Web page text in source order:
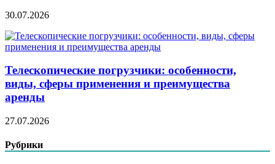
30.07.2026
Телескопические погрузчики: особенности,
виды, сферы применения и преимущества
аренды
27.07.2026
Рубрики